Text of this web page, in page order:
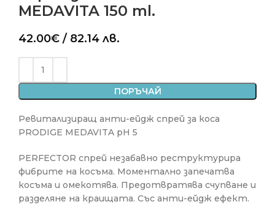
MEDAVITA 150 ml.
42.00€ / 82.14 лв.
ПОРЪЧАЙ
Ревитализиращ анти-ейдж спрей за коса
PRODIGE MEDAVITA pH 5
PERFECTOR спрей незабавно реструктурира
фибрите на косъма. Моментално запечатва
косъма и омекотява. Предотвратява счупване и
разделяне на краищата. Със анти-ейдж ефект.